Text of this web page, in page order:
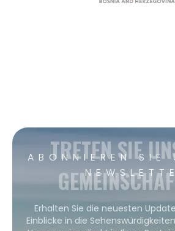
ABONNIEREN SIE
TRETEN SIE
Erhalten Sie die neuesten
Einblicke in die